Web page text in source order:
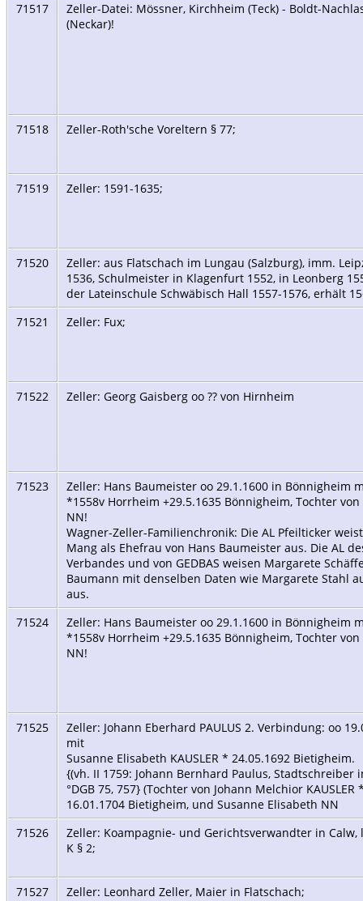
71517
Zeller-Datei: Mössner, Kirchheim (Teck) - Boldt-
(Neckar)!
71518 Zeller-Roth'sche Voreltern § 77;
71519 Zeller: 1591-1635;
71520
Zeller: aus Flatschach im Lungau (Salzburg), imm.
1536, Schulmeister in Klagenfurt 1552, in Leonberg
der Lateinschule Schwäbisch Hall 1557-1576, erhält
71521
Zeller: Fux;
71522 Zeller: Georg Gaisberg oo ?? von Hirnheim
71523
Zeller: Hans Baumeister oo 29.1.1600 in Bönnigheim
*1558v Horrheim +29.5.1635 Bönnigheim, Tochter
NN!
Wagner-Zeller-Familienchronik: Die AL Pfeilticker
Mang als Ehefrau von Hans Baumeister aus. Die AL
Verbandes und von GEDBAS weisen Margarete
Baumann mit denselben Daten wie Margarete Stahl
aus.
71524
Zeller: Hans Baumeister oo 29.1.1600 in Bönnigheim
*1558v Horrheim +29.5.1635 Bönnigheim, Tochter
NN!
71525
Zeller: Johann Eberhard PAULUS 2. Verbindung: oo
mit
Susanne Elisabeth KAUSLER * 24.05.1692 Bietigheim.
{(vh. II 1759: Johann Bernhard Paulus, Stadtschreiber
°DGB 75, 757} (Tochter von Johann Melchior
16.01.1704 Bietigheim, und Susanne Elisabeth NN
71526
Zeller: Koampagnie- und Gerichtsverwandter in Calw,
K § 2;
71527
Zeller: Leonhard Zeller, Maier in Flatschach;